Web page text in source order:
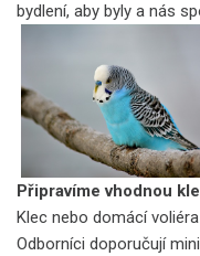
bydlení, aby byly a nás
Připravíme vhodnou
Klec nebo domácí
Odborníci doporučují